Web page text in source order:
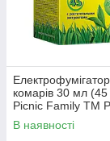
комарів 30 мл
Picnic Family ТМ
В наявності